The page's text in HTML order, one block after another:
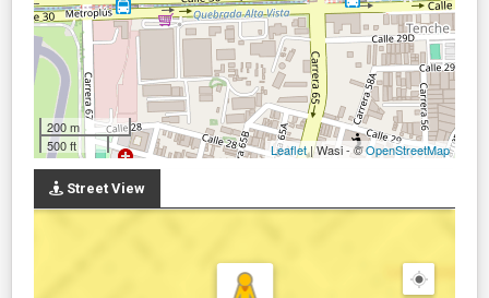
200 m
500 ft
Leaflet| Wasi - ©OpenStreetMap
Street View